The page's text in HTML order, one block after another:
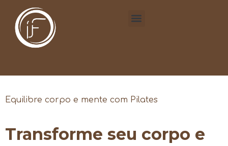
Equilibre corpo e mente com Pilates
Transforme seu corpo e